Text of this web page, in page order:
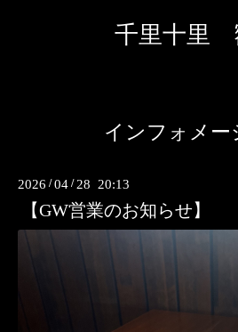
千里十里
インフォメー
2026 /04 / 28 20:13
【GW営業のお知らせ】